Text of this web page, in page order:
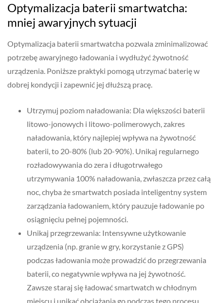
Optymalizacja baterii smartwatcha:
mniej awaryjnych sytuacji
Optymalizacja baterii smartwatcha pozwala zminimalizować
potrzebę awaryjnego ładowania i wydłużyć żywotność
urządzenia. Poniższe praktyki pomogą utrzymać baterię w
dobrej kondycji i zapewnić jej dłuższą pracę.
Utrzymuj poziom naładowania: Dla większości baterii
litowo-jonowych i litowo-polimerowych, zakres
naładowania, który najlepiej wpływa na żywotność
baterii, to 20-80% (lub 20-90%). Unikaj regularnego
rozładowywania do zera i długotrwałego
utrzymywania 100% naładowania, zwłaszcza przez całą
noc, chyba że smartwatch posiada inteligentny system
zarządzania ładowaniem, który pauzuje ładowanie po
osiągnięciu pełnej pojemności.
Unikaj przegrzewania: Intensywne użytkowanie
urządzenia (np. granie w gry, korzystanie z GPS)
podczas ładowania może prowadzić do przegrzewania
baterii, co negatywnie wpływa na jej żywotność.
Zawsze staraj się ładować smartwatch w chłodnym
miejscu i unikać obciążania go podczas tego procesu.